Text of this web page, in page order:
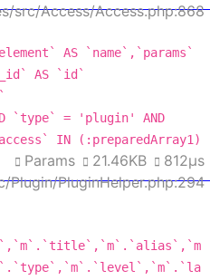
src/Access/Access.php:868
AS
AS
`type` = 'plugin'
AND
IN
812μs
21.46KB
Params
Plugin/PluginHelper.php:294
la